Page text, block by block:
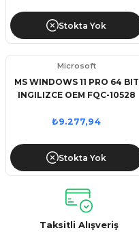
Stokta Yok
Microsoft
MS WINDOWS 11 PRO 64 BIT
INGILIZCE OEM FQC-10528
₺9.277,94
Stokta Yok
Taksitli Alışveriş